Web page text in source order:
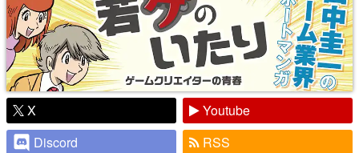
X
Youtube
Discord
RSS